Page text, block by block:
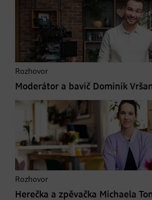
Rozhovor
Moderátor a bavič Dominik
Rozhovor
Herečka a zpěvačka Michaela